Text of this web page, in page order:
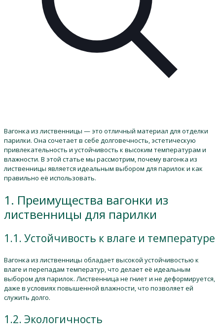
Вагонка из лиственницы — это отличный материал для отделки
парилки. Она сочетает в себе долговечность, эстетическую
привлекательность и устойчивость к высоким температурам и
влажности. В этой статье мы рассмотрим, почему вагонка из
лиственницы является идеальным выбором для парилок и как
правильно её использовать.
1. Преимущества вагонки из
лиственницы для парилки
1.1. Устойчивость к влаге и температуре
Вагонка из лиственницы обладает высокой устойчивостью к
влаге и перепадам температур, что делает её идеальным
выбором для парилок. Лиственница не гниет и не деформируется,
даже в условиях повышенной влажности, что позволяет ей
служить долго.
1.2. Экологичность